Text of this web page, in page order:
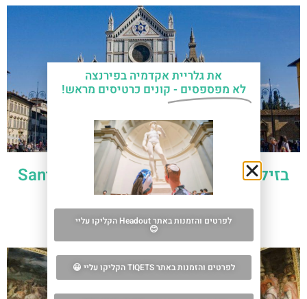
בזיליקת סנטה קרוצ'ה בפירנצה – Santa
Croce Basilica
לפרטים »
את גלריית אקדמיה בפירנצה
לא מפספסים - קונים כרטיסים מראש!
לפרטים והזמנות באתר Headout הקליקו עליי
😊
לפרטים והזמנות באתר TIQETS הקליקו עליי 😀